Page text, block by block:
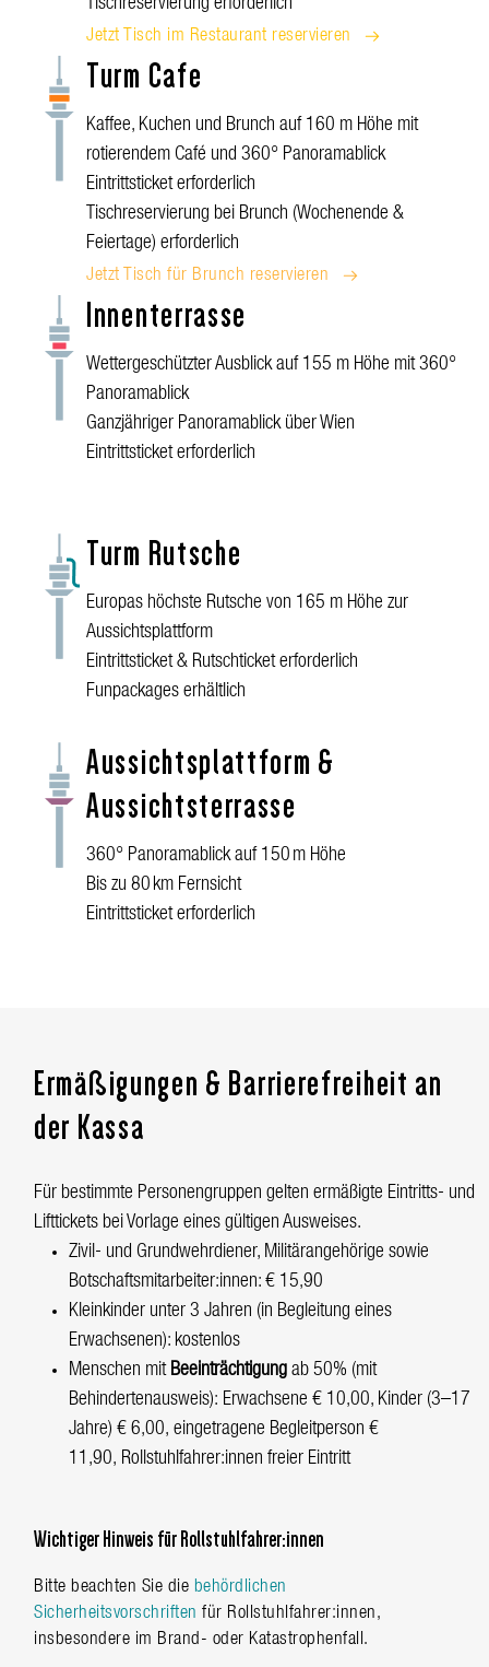
Tischreservierung erforderlich
Jetzt Tisch im Restaurant reservieren
Turm Cafe
Kaffee, Kuchen und Brunch auf 160 m Höhe mit
rotierendem Café und 360° Panoramablick
Eintrittsticket erforderlich
Tischreservierung bei Brunch (Wochenende &
Feiertage) erforderlich
Jetzt Tisch für Brunch reservieren
Innenterrasse
Wettergeschützter Ausblick auf 155 m Höhe mit 360°
Panoramablick
Ganzjähriger Panoramablick über Wien
Eintrittsticket erforderlich
Turm Rutsche
Europas höchste Rutsche von 165 m Höhe zur
Aussichtsplattform
Eintrittsticket & Rutschticket erforderlich
Funpackages erhältlich
Aussichtsplattform &
Aussichtsterrasse
360° Panoramablick auf 150 m Höhe
Bis zu 80 km Fernsicht
Eintrittsticket erforderlich
Ermäßigungen & Barrierefreiheit an
der Kassa
Für bestimmte Personengruppen gelten ermäßigte Eintritts- und
Lifttickets bei Vorlage eines gültigen Ausweises.
Zivil- und Grundwehrdiener, Militärangehörige sowie
Botschaftsmitarbeiter:innen: € 15,90
Kleinkinder unter 3 Jahren (in Begleitung eines
Erwachsenen): kostenlos
Menschen mit Beeinträchtigung ab 50% (mit
Behindertenausweis): Erwachsene € 10,00, Kinder (3–17
Jahre) € 6,00, eingetragene Begleitperson €
11,90, Rollstuhlfahrer:innen freier Eintritt
Wichtiger Hinweis für Rollstuhlfahrer:innen
Bitte beachten Sie die behördlichen
Sicherheitsvorschriften für Rollstuhlfahrer:innen,
insbesondere im Brand- oder Katastrophenfall.